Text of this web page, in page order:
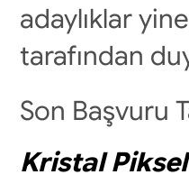
adaylıklar
tarafından
Son Başvuru
Kristal Piksel